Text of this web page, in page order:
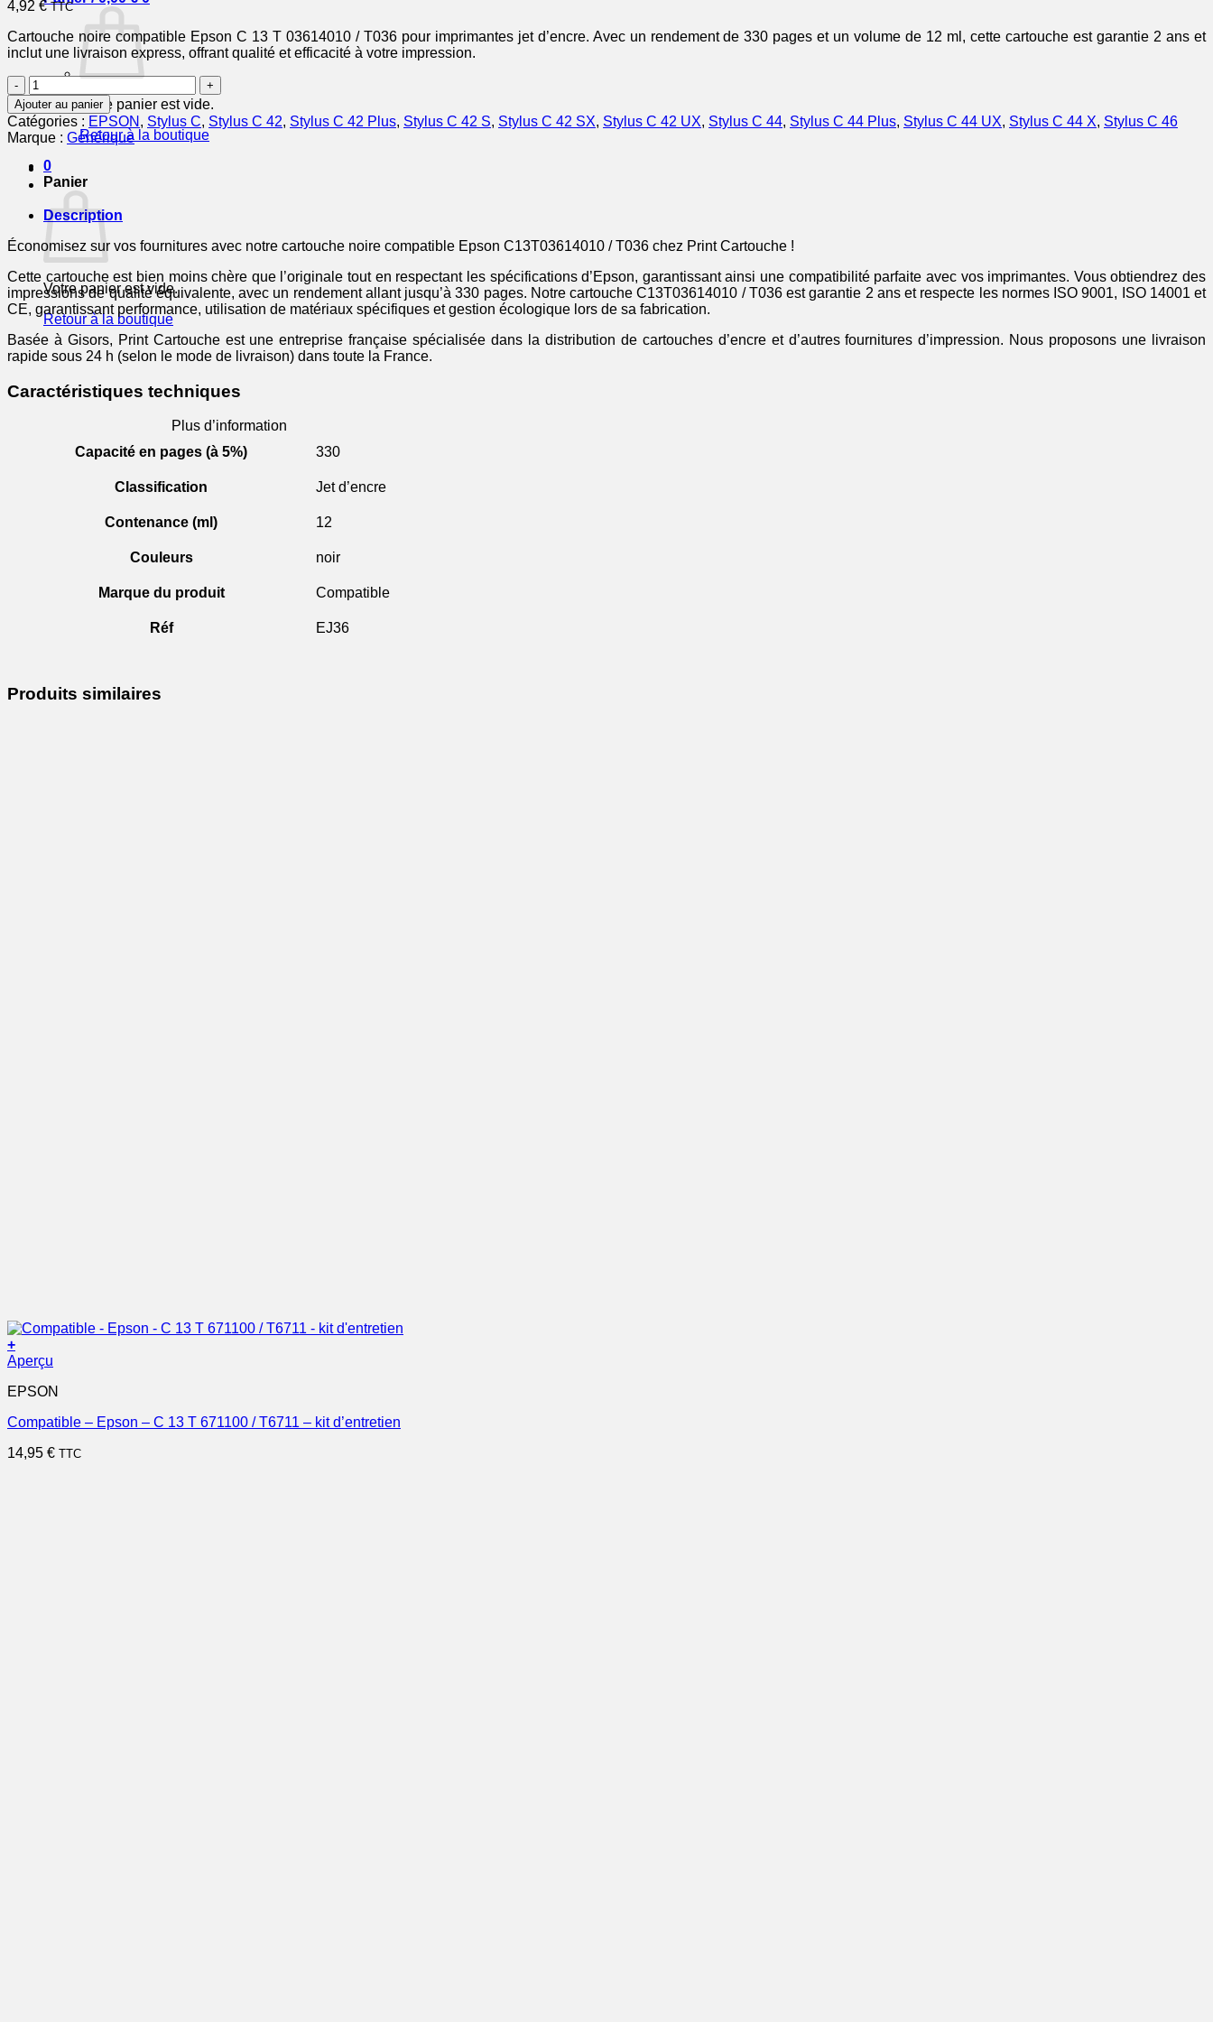
Votre panier est vide.
Retour à la boutique
0
Panier
Votre panier est vide.
Retour à la boutique
4,92 € TTC
Cartouche noire compatible Epson C 13 T 03614010 / T036 pour imprimantes jet d’encre. Avec un rendement de 330 pages et un volume de 12 ml, cette cartouche est garantie 2 ans et
inclut une livraison express, offrant qualité et efficacité à votre impression.
quantité
de
C13T03614010
/
T036
-
cartouche
compatible
Epson
noire
Ajouter au panier
Catégories : EPSON , Stylus C, Stylus C 42, Stylus C 42 Plus, Stylus C 42 S, Stylus C 42 SX, Stylus C 42 UX, Stylus C 44, Stylus C 44 Plus, Stylus C 44 UX, Stylus C 44 X, Stylus C 46
Marque : Générique
Description
Économisez sur vos fournitures avec notre cartouche noire compatible Epson C13T03614010 / T036 chez Print Cartouche !
Cette cartouche est bien moins chère que l’originale tout en respectant les spécifications d’Epson, garantissant ainsi une compatibilité parfaite avec vos imprimantes. Vous obtiendrez des
impressions de qualité équivalente, avec un rendement allant jusqu’à 330 pages. Notre cartouche C13T03614010 / T036 est garantie 2 ans et respecte les normes ISO 9001, ISO 14001 et
CE, garantissant performance, utilisation de matériaux spécifiques et gestion écologique lors de sa fabrication.
Basée à Gisors, Print Cartouche est une entreprise française spécialisée dans la distribution de cartouches d’encre et d’autres fournitures d’impression. Nous proposons une livraison
rapide sous 24 h (selon le mode de livraison) dans toute la France.
Caractéristiques techniques
Plus d’information
Capacité en pages (à 5%)
330
Classification Jet d’encre
Contenance (ml) 12
Couleurs noir
Marque du produit Compatible
Réf EJ36
Produits similaires
+
Aperçu
EPSON
Compatible – Epson – C 13 T 671100 / T6711 – kit d’entretien
14,95 € TTC